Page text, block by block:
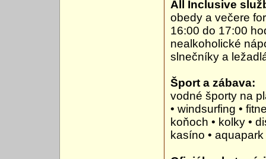
All Inclusive
obedy a večere
16:00 do 17:00
nealkoholické
slnečníky a
Šport a zábava:
vodné športy na
• windsurfing •
koňoch • kolky •
kasíno •